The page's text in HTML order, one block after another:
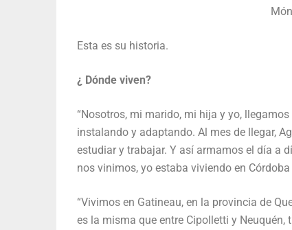
Esta es su historia.
¿ Dónde viven?
“Nosotros, mi marido, mi hija y yo,
instalando y adaptando. Al mes de llegar,
estudiar y trabajar. Y así armamos el día a
nos vinimos, yo estaba viviendo en
“Vivimos en Gatineau, en la provincia de
es la misma que entre Cipolletti y